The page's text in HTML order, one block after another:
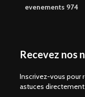
evenements 974
Recevez nos
Inscrivez-vous pour
astuces